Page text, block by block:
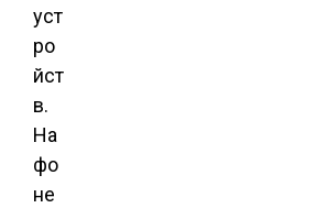
уст
ро
йст
в.
На
фо
не